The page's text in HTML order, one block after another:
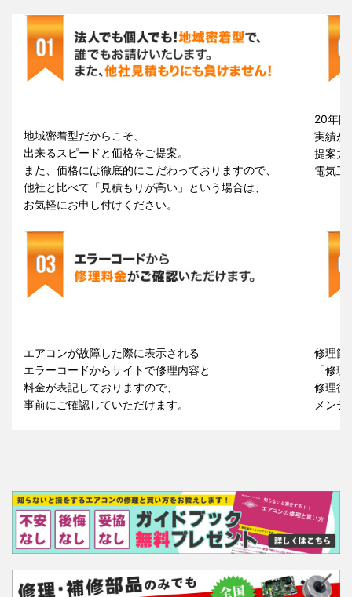
地域密着型だからこそ、
出来るスピードと価格をご提案。
また、価格には徹底的にこだわっておりますので、
他社と比べて「見積もりが高い」という場合は、
お気軽にお申し付けください。
20年
実績が
提案力
電気工
エアコンが故障した際に表示される
エラーコードからサイトで修理内容と
料金が表記しておりますので、
事前にご確認していただけます。
修理箇
「修
修理後
メンテ